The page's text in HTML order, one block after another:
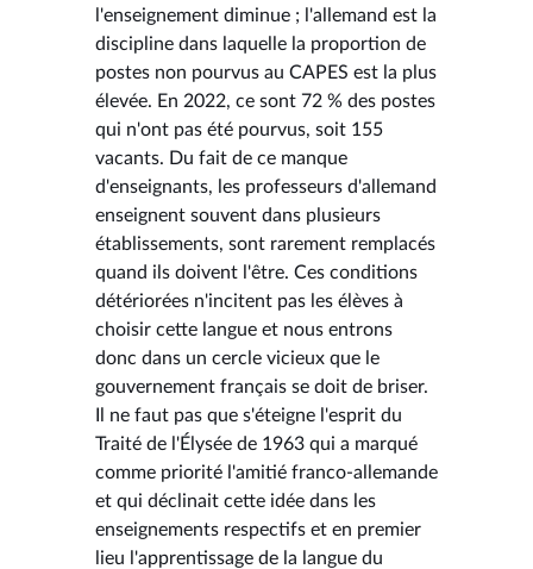
l'enseignement diminue ; l'allemand est la
discipline dans laquelle la proportion de
postes non pourvus au CAPES est la plus
élevée. En 2022, ce sont 72 % des postes
qui n'ont pas été pourvus, soit 155
vacants. Du fait de ce manque
d'enseignants, les professeurs d'allemand
enseignent souvent dans plusieurs
établissements, sont rarement remplacés
quand ils doivent l'être. Ces conditions
détériorées n'incitent pas les élèves à
choisir cette langue et nous entrons
donc dans un cercle vicieux que le
gouvernement français se doit de briser.
Il ne faut pas que s'éteigne l'esprit du
Traité de l'Élysée de 1963 qui a marqué
comme priorité l'amitié franco-allemande
et qui déclinait cette idée dans les
enseignements respectifs et en premier
lieu l'apprentissage de la langue du